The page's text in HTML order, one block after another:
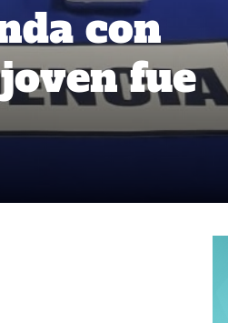
con
fue